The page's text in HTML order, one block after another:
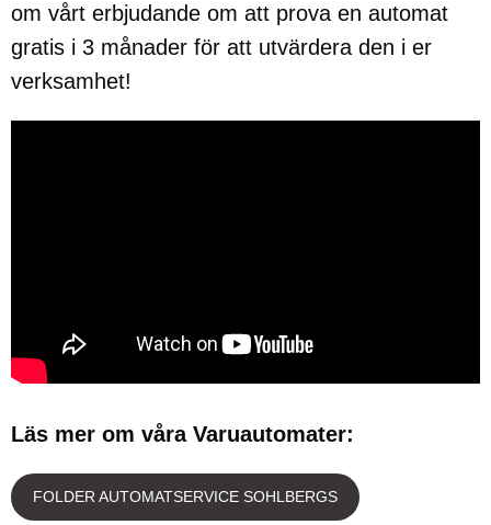
om vårt erbjudande om att prova en automat
gratis i 3 månader för att utvärdera den i er
verksamhet!
Läs mer om våra Varuautomater:
FOLDER AUTOMATSERVICE SOHLBERGS